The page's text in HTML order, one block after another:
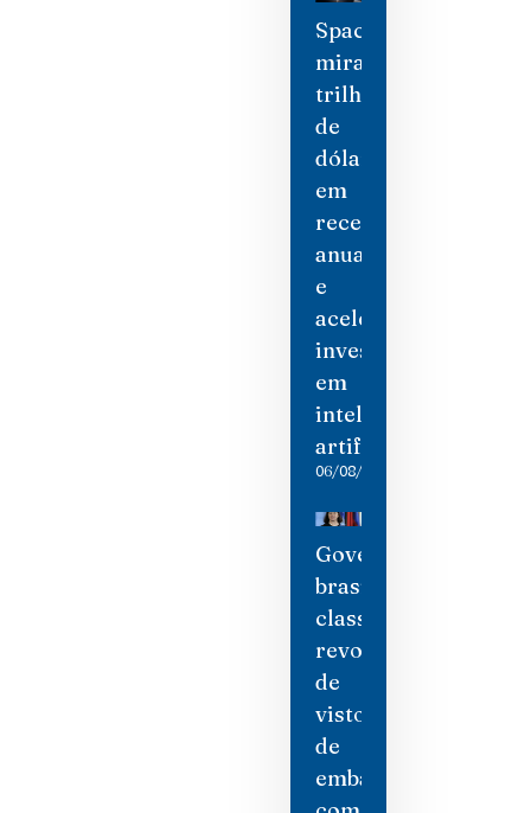
SpaceX
mira
trilhão
de
dólares
em
receita
anual
e
acelera
investimento
em
inteligência
artificial
06/08/2026
Governo
brasileiro
classifica
revogação
de
visto
de
embaixadora